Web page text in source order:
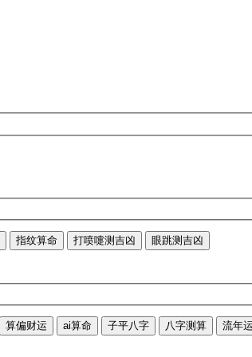
指纹算命 打喷嚏测吉凶 眼跳测吉凶
算偏财运 ai算命 子平八字 八字测算 流年